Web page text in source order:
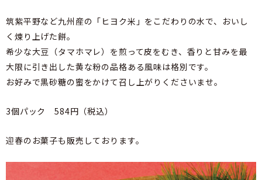
筑紫平野など九州産の「ヒヨク米」をこだわりの水で、おいし
く煉り上げた餅。
希少な大豆（タマホマレ）を煎って皮をむき、香りと甘みを最
大限に引き出した黄な粉の品格ある風味は格別です。
お好みで黒砂糖の蜜をかけて召し上がりくださいませ。
3個パック 584円（税込）
迎春のお菓子も販売しております。